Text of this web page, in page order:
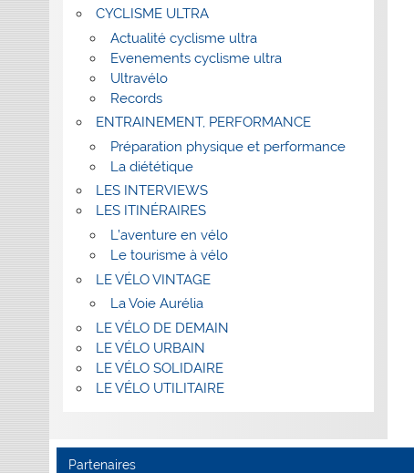
CYCLISME ULTRA
Actualité cyclisme ultra
Evenements cyclisme ultra
Ultravélo
Records
ENTRAINEMENT, PERFORMANCE
Préparation physique et performance
La diététique
LES INTERVIEWS
LES ITINÉRAIRES
L’aventure en vélo
Le tourisme à vélo
LE VÉLO VINTAGE
La Voie Aurélia
LE VÉLO DE DEMAIN
LE VÉLO URBAIN
LE VÉLO SOLIDAIRE
LE VÉLO UTILITAIRE
Partenaires